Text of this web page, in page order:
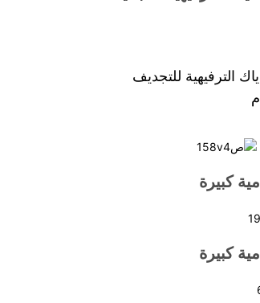
الترفيهية للتجديف
كبيرة
كبيرة